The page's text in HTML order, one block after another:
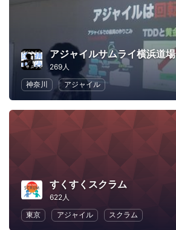
アジャイルサムライ横浜道場
269人
神奈川
アジャイル
すくすくスクラム
622人
東京
アジャイル スクラム